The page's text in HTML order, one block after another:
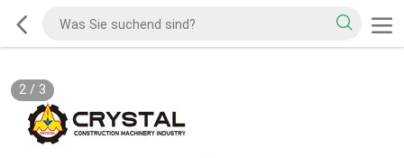
2/ 3